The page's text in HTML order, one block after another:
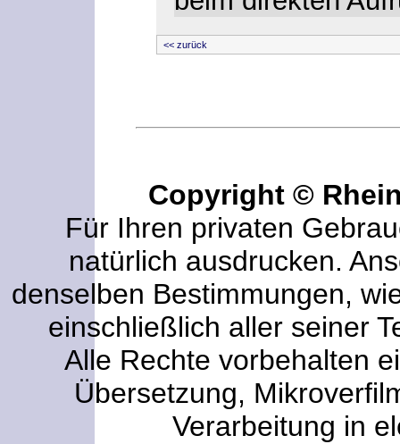
<< zurück
Copyright ©
Für Ihren privaten
natürlich ausdrucken.
denselben Bestimmungen,
einschließlich aller seiner
Alle Rechte vorbehalten
Übersetzung,
Verarbeitung in